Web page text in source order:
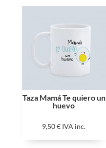
Taza Mamá Te quiero un
huevo
9,50€ IVA inc.